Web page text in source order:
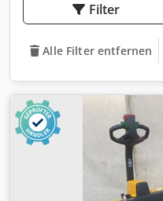
Filter
Alle Filter entfernen